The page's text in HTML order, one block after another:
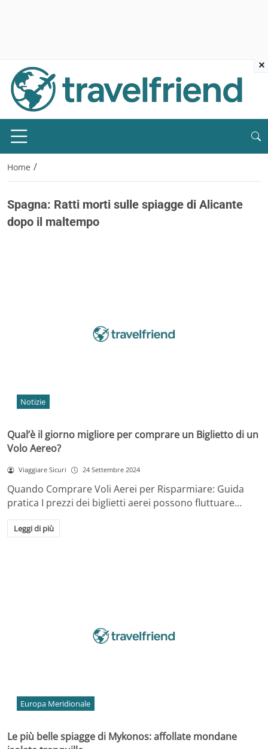
Home /
Spagna: Ratti morti sulle spiagge di Alicante
dopo il maltempo
Notizie
Qual’è il giorno migliore per comprare un Biglietto di un
Volo Aereo?
Viaggiare Sicuri 24 Settembre 2024
Quando Comprare Voli Aerei per Risparmiare: Guida
pratica I prezzi dei biglietti aerei possono fluttuare…
Leggi di più
Europa Meridionale
Le più belle spiagge di Mykonos: affollate mondane
×